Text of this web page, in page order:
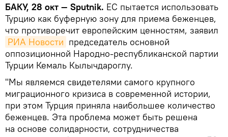
БАКУ, 28 окт — Sputnik. ЕС пытается использовать
Турцию как буферную зону для приема беженцев,
что противоречит европейским ценностям, заявил
РИА Новости председатель основной
оппозиционной Народно-республиканской партии
Турции Кемаль Кылычдароглу.
"Мы являемся свидетелями самого крупного
миграционного кризиса в современной истории,
при этом Турция приняла наибольшее количество
беженцев. Эта проблема может быть решена
на основе солидарности, сотрудничества